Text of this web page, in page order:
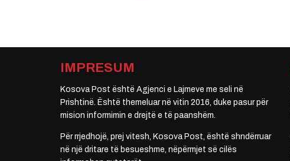
IMPRESUM
Kosova Post është Agjenci e Lajmeve me seli në
Prishtinë. Është themeluar në vitin 2016, duke pasur për
mision informimin e drejtë e të paanshëm.
Për rrjedhojë, prej vitesh, Kosova Post, është shndërruar
në një dritare të besueshme, nëpërmjet së cilës